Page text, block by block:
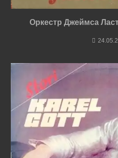
Оркестр Джеймса